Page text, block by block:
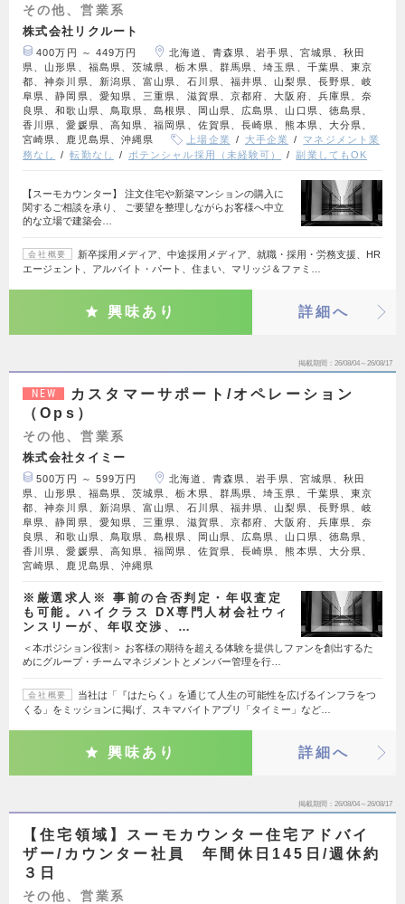
その他、営業系
株式会社リクルート
400万円 ～ 449万円
北海道、青森県、岩手県、宮城県、秋田
県、山形県、福島県、茨城県、栃木県、群馬県、埼玉県、千葉県、東京
都、神奈川県、新潟県、富山県、石川県、福井県、山梨県、長野県、岐
阜県、静岡県、愛知県、三重県、滋賀県、京都府、大阪府、兵庫県、奈
良県、和歌山県、鳥取県、島根県、岡山県、広島県、山口県、徳島県、
香川県、愛媛県、高知県、福岡県、佐賀県、長崎県、熊本県、大分県、
宮崎県、鹿児島県、沖縄県
上場企業 大手企業
マネジメント業
務なし
転勤なし ポテンシャル採用（未経験可） 副業してもOK
【スーモカウンター】 注文住宅や新築マンションの購入に
関するご相談を承り、 ご要望を整理しながらお客様へ中立
的な立場で建築会…
会社概要
新卒採用メディア、中途採用メディア、就職・採用・労務支援、HR
エージェント、アルバイト・パート、住まい、マリッジ＆ファミ…
興味あり 詳細へ
掲載期間 26/08/04～26/08/17
NEW
カスタマーサポート/オペレーション
（Ops）
その他、営業系
株式会社タイミー
500万円 ～ 599万円
北海道、青森県、岩手県、宮城県、秋田
県、山形県、福島県、茨城県、栃木県、群馬県、埼玉県、千葉県、東京
都、神奈川県、新潟県、富山県、石川県、福井県、山梨県、長野県、岐
阜県、静岡県、愛知県、三重県、滋賀県、京都府、大阪府、兵庫県、奈
良県、和歌山県、鳥取県、島根県、岡山県、広島県、山口県、徳島県、
香川県、愛媛県、高知県、福岡県、佐賀県、長崎県、熊本県、大分県、
宮崎県、鹿児島県、沖縄県
※厳選求人※ 事前の合否判定・年収査定
も可能。ハイクラス DX専門人材会社ウィ
ンスリーが、年収交渉、…
＜本ポジション役割＞ お客様の期待を超える体験を提供しファンを創出するた
めにグループ・チームマネジメントとメンバー管理を行…
会社概要
当社は「『はたらく』を通じて人生の可能性を広げるインフラをつ
くる」をミッションに掲げ、スキマバイトアプリ「タイミー」など…
興味あり 詳細へ
掲載期間 26/08/04～26/08/17
【住宅領域】スーモカウンター住宅アドバイ
ザー/カウンター社員 年間休日145日/週休約
３日
その他、営業系